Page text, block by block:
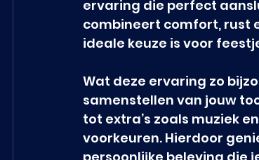
ervaring die perfect
combineert comfort, rust
ideale keuze is voor
Wat deze ervaring zo
samenstellen van jouw
tot extra’s zoals muziek
voorkeuren. Hierdoor